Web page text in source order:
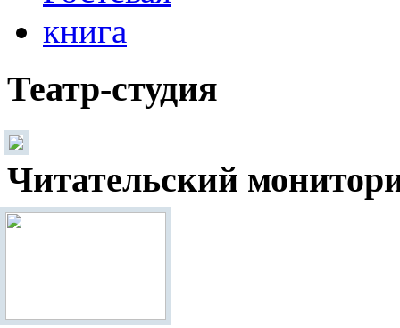
Театр-студия
Читательский